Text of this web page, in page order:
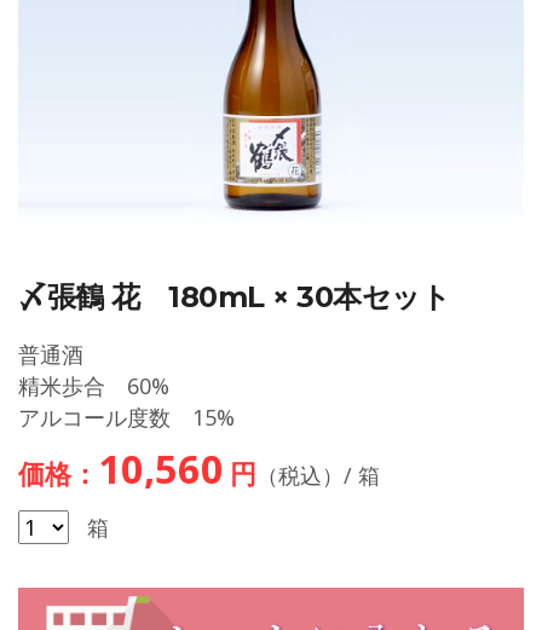
〆張鶴 花 180mL × 30本セット
普通酒
精米歩合 60%
アルコール度数 15%
価格： 10,560 円 （税込）/ 箱
箱